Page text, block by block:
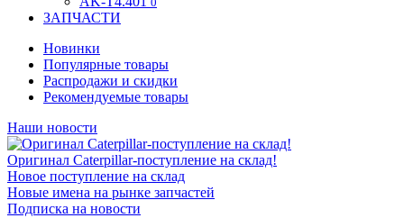
ЗАПЧАСТИ
Новинки
Популярные товары
Распродажи и скидки
Рекомендуемые товары
Наши новости
Оригинал Caterpillar-поступление на склад!
Новое поступление на склад
Новые имена на рынке запчастей
Подписка на новости